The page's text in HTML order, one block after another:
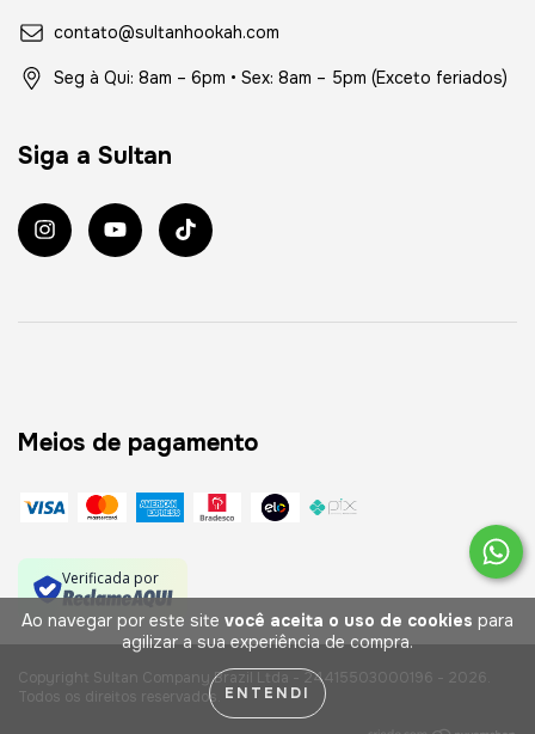
Ao navegar por este site você aceita o uso de cookies para
agilizar a sua experiência de compra.
ENTENDI
contato@sultanhookah.com
Seg à Qui: 8am – 6pm • Sex: 8am – 5pm (Exceto feriados)
Siga a Sultan
Meios de pagamento
Verificada por
Copyright Sultan Company Brazil Ltda - 24415503000196 - 2026.
Todos os direitos reservados.